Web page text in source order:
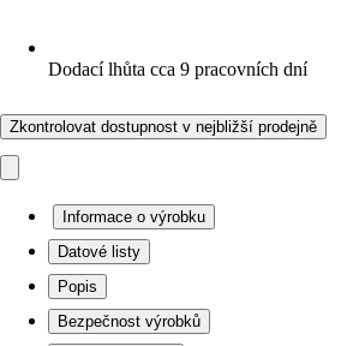
Dodací lhůta cca 9 pracovních dní
Zkontrolovat dostupnost v nejbližší prodejně
Informace o výrobku
Datové listy
Popis
Bezpečnost výrobků